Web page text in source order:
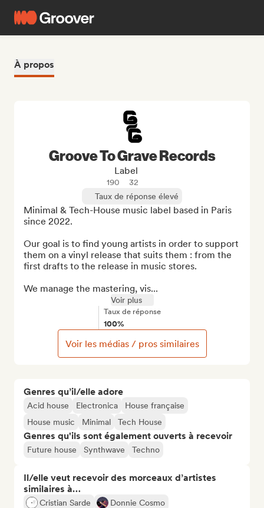
À propos
Genres qu’il/elle adore
Acid house Electronica
House française
House music
Minimal Tech House
Genres qu'ils sont également ouverts à recevoir
Future house Synthwave Techno
Il/elle veut recevoir des morceaux d’artistes
similaires à…
Cristian Sarde
Donnie Cosmo
Groove To Grave Records
Label
190
32
Taux de réponse élevé
Minimal & Tech-House music label based in Paris
since 2022.
Our goal is to find young artists in order to support
them on a vinyl release that suits them : from the
first drafts to the release in music stores.
We manage the mastering, vis...
Voir plus
Taux de réponse
100%
Voir les médias / pros similaires